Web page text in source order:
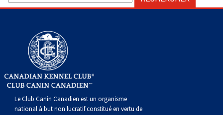
Le Club Canin Canadien est un organisme
national à but non lucratif constitué en vertu de